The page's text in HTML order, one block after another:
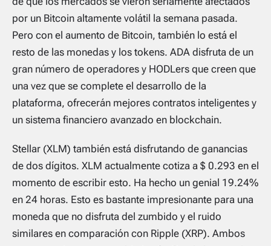
por un Bitcoin altamente volátil la semana pasada.
Pero con el aumento de Bitcoin, también lo está el
resto de las monedas y los tokens. ADA disfruta de un
gran número de operadores y HODLers que creen que
una vez que se complete el desarrollo de la
plataforma, ofrecerán mejores contratos inteligentes y
un sistema financiero avanzado en blockchain.
Stellar (XLM) también está disfrutando de ganancias
de dos dígitos. XLM actualmente cotiza a $ 0.293 en el
momento de escribir esto. Ha hecho un genial 19.24%
en 24 horas. Esto es bastante impresionante para una
moneda que no disfruta del zumbido y el ruido
similares en comparación con Ripple (XRP). Ambos